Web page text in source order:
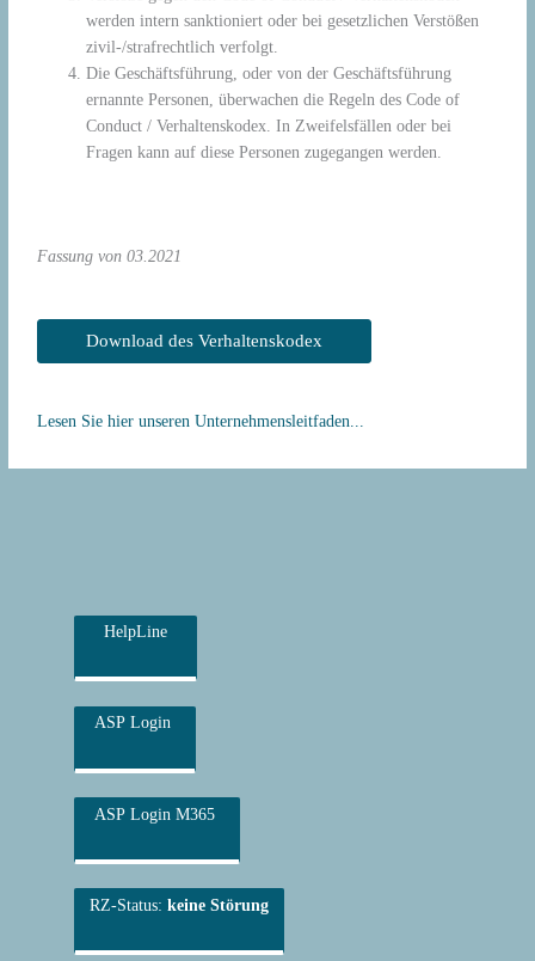
werden intern sanktioniert oder bei gesetzlichen Verstößen
zivil-/strafrechtlich verfolgt.
Die Geschäftsführung, oder von der Geschäftsführung
ernannte Personen, überwachen die Regeln des Code of
Conduct / Verhaltenskodex. In Zweifelsfällen oder bei
Fragen kann auf diese Personen zugegangen werden.
Fassung von 03.2021
Download des Verhaltenskodex
Lesen Sie hier unseren Unternehmensleitfaden...
HelpLine
ASP Login
ASP Login M365
RZ-Status:keine Störung